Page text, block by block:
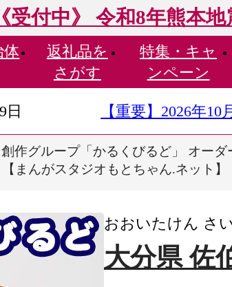
《受付中》 令和8年熊本
体
返礼品を
さがす
特集・ キャ
ンペーン
日 【重要】2026年
作グループ「かるくびるど」 オー
まんがスタジオもとちゃん.ネット】
おおいたけん さ
大分県 佐